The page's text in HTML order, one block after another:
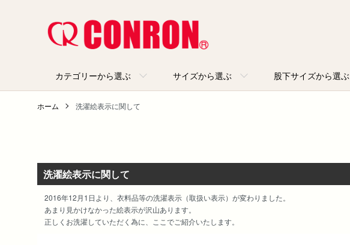
カテゴリーから選ぶ サイズから選ぶ 股下サイズから選ぶ
ホーム 洗濯絵表示に関して
洗濯絵表示に関して
2016年12月1日より、衣料品等の洗濯表示（取扱い表示）が変わりました。
あまり見かけなかった絵表示が沢山あります。
正しくお洗濯していただく為に、ここでご紹介いたします。